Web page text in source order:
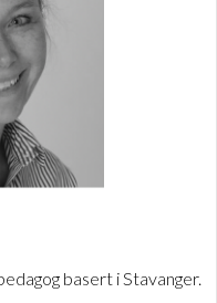
basert i Stavanger.